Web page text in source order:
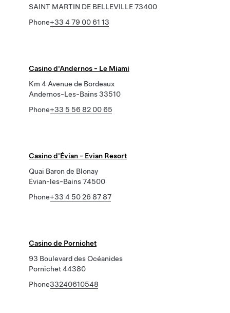
SAINT MARTIN DE BELLEVILLE 73400
Phone+33 4 79 00 61 13
Casino d'Andernos - Le Miami
Km 4 Avenue de Bordeaux
Andernos-Les-Bains 33510
Phone+33 5 56 82 00 65
Casino d'Évian - Evian Resort
Quai Baron de Blonay
Évian-les-Bains 74500
Phone+33 4 50 26 87 87
Casino de Pornichet
93 Boulevard des Océanides
Pornichet 44380
Phone33240610548